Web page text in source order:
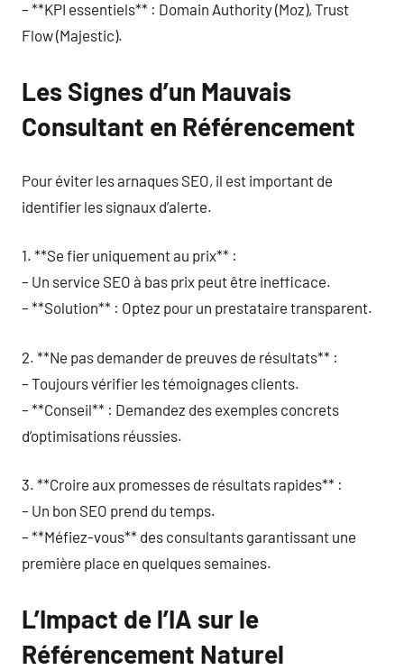
– **KPI essentiels** : Domain Authority (Moz), Trust
Flow (Majestic).
Les Signes d’un Mauvais
Consultant en Référencement
Pour éviter les arnaques SEO, il est important de
identifier les signaux d’alerte.
1. **Se fier uniquement au prix** :
– Un service SEO à bas prix peut être inefficace.
– **Solution** : Optez pour un prestataire transparent.
2. **Ne pas demander de preuves de résultats** :
– Toujours vérifier les témoignages clients.
– **Conseil** : Demandez des exemples concrets
d’optimisations réussies.
3. **Croire aux promesses de résultats rapides** :
– Un bon SEO prend du temps.
– **Méfiez-vous** des consultants garantissant une
première place en quelques semaines.
L’Impact de l’IA sur le
Référencement Naturel